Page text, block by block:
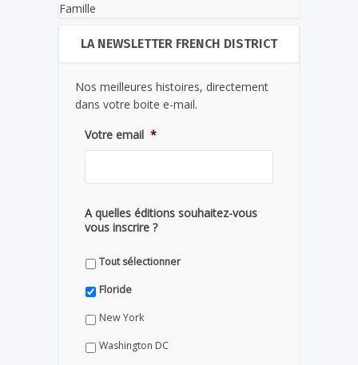
Famille
LA NEWSLETTER FRENCH DISTRICT
Nos meilleures histoires, directement
dans votre boite e-mail.
Votre email *
A quelles éditions souhaitez-vous
vous inscrire ?
Tout sélectionner
Floride
New York
Washington DC